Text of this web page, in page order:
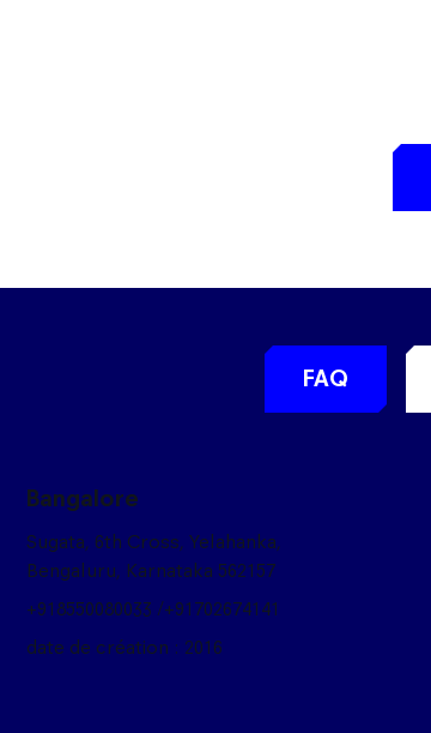
FAQ
Bangalore
Sugata, 6th Cross, Yelahanka,
Bengaluru, Karnataka 562157
+918550080033 /+91702674141
date de création : 2016